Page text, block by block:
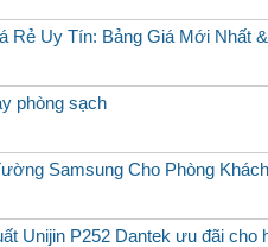
Rẻ Uy Tín: Bảng Giá Mới Nhất
phòng sạch
Samsung Cho Phòng Khách
Unijin P252 Dantek ưu đãi cho